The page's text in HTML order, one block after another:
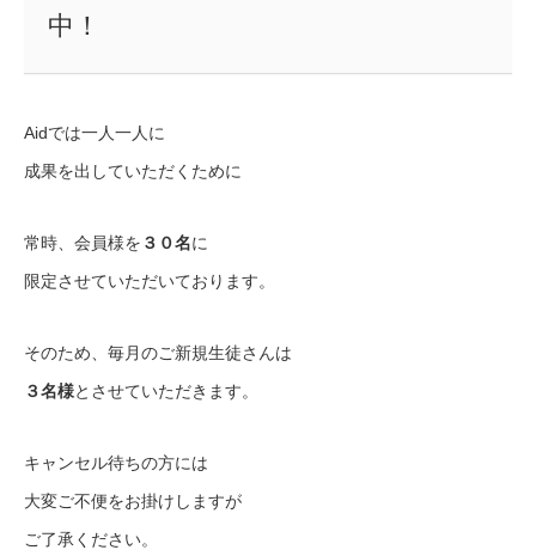
中！
Aidでは一人一人に
成果を出していただくために
常時、会員様を ３０名に
限定させていただいております。
そのため、毎月のご新規生徒さんは
３名様とさせていただきます。
キャンセル待ちの方には
大変ご不便をお掛けしますが
ご了承ください。